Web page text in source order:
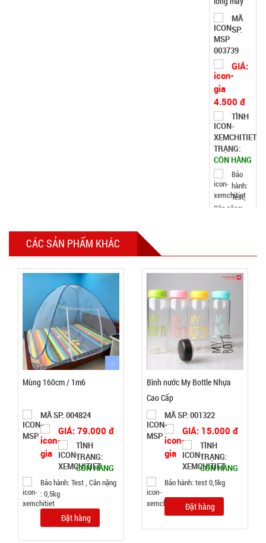
tặng đầu
thay
SP:
003739
GIÁ:
4.500 đ
TÌNH
TRẠNG:
CÒN HÀNG
Bảo
hành:
Test,
Cân nặng:
0,3kg
Khay làm
đá 33 ô
tròn có nắp
đậy
MÃ
SP:
003858
5.900 đ
TRẠNG:
CÒN HÀNG
Cân nặng:
CÁC SẢN PHẨM KHÁC
Mùng 160cm / 1m6
MÃ SP: 004824
GIÁ: 79.000 đ
TÌNH
TRẠNG:
CÒN HÀNG
Bảo hành: Test , Cân nặng
: 0,5kg
Đặt hàng
Bình nước My Bottle Nhựa
Cao Cấp
MÃ SP: 001322
GIÁ: 15.000 đ
TÌNH
TRẠNG:
CÒN HÀNG
Bảo hành: test 0,5kg
Đặt hàng